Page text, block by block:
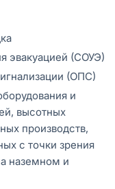
эвакуацией (СОУЭ)
(ОПС)
и
высотных
производств,
с точки зрения
наземном и